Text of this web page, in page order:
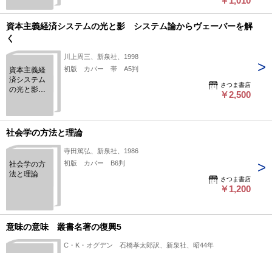
資本主義経済システムの光と影 システム論からヴェーバーを解
く
資本主義経
済システム
の光と影
バーを解く
川上周三、新泉社、1998
初版 カバー 帯 A5判
さつま書店
￥2,500
社会学の方法と理論
社会学の方
法と理論
寺田篤弘、新泉社、1986
初版 カバー B6判
さつま書店
￥1,200
意味の意味 叢書名著の復興5
C・K・オグデン 石橋孝太郎訳、新泉社、昭44年